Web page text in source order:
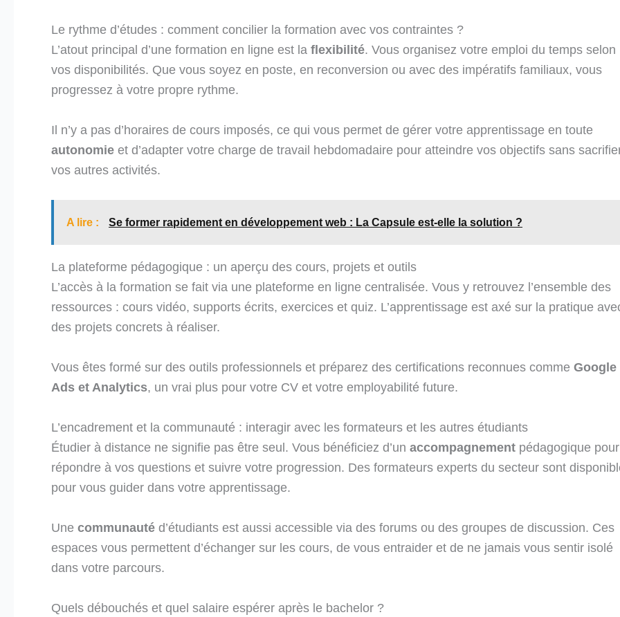
Le rythme d’études : comment concilier la formation avec vos contraintes ?
L’atout principal d’une formation en ligne est la flexibilité. Vous organisez votre emploi du temps selon
vos disponibilités. Que vous soyez en poste, en reconversion ou avec des impératifs familiaux, vous
progressez à votre propre rythme.
Il n’y a pas d’horaires de cours imposés, ce qui vous permet de gérer votre apprentissage en toute
autonomie et d’adapter votre charge de travail hebdomadaire pour atteindre vos objectifs sans
vos autres activités.
A lire : Se former rapidement en développement web : La Capsule est-elle la solution ?
La plateforme pédagogique : un aperçu des cours, projets et outils
L’accès à la formation se fait via une plateforme en ligne centralisée. Vous y retrouvez l’ensemble des
ressources : cours vidéo, supports écrits, exercices et quiz. L’apprentissage est axé sur la pratique
des projets concrets à réaliser.
Vous êtes formé sur des outils professionnels et préparez des certifications reconnues comme Google
Ads et Analytics, un vrai plus pour votre CV et votre employabilité future.
L’encadrement et la communauté : interagir avec les formateurs et les autres étudiants
Étudier à distance ne signifie pas être seul. Vous bénéficiez d’un accompagnement pédagogique pour
répondre à vos questions et suivre votre progression. Des formateurs experts du secteur sont
pour vous guider dans votre apprentissage.
Une communauté d’étudiants est aussi accessible via des forums ou des groupes de discussion. Ces
espaces vous permettent d’échanger sur les cours, de vous entraider et de ne jamais vous sentir isolé
dans votre parcours.
Quels débouchés et quel salaire espérer après le bachelor ?